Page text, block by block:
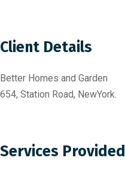
Client Details
Better Homes and Garden
654, Station Road, NewYork.
Services Provided